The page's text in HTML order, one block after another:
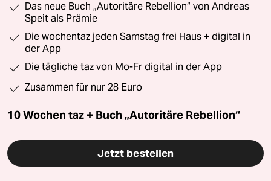
Das neue Buch „Autoritäre Rebellion“ von Andreas
Speit als Prämie
Die wochentaz jeden Samstag frei Haus + digital in
der App
Die tägliche taz von Mo-Fr digital in der App
Zusammen für nur 28 Euro
10 Wochen taz + Buch „Autoritäre Rebellion“
Jetzt bestellen